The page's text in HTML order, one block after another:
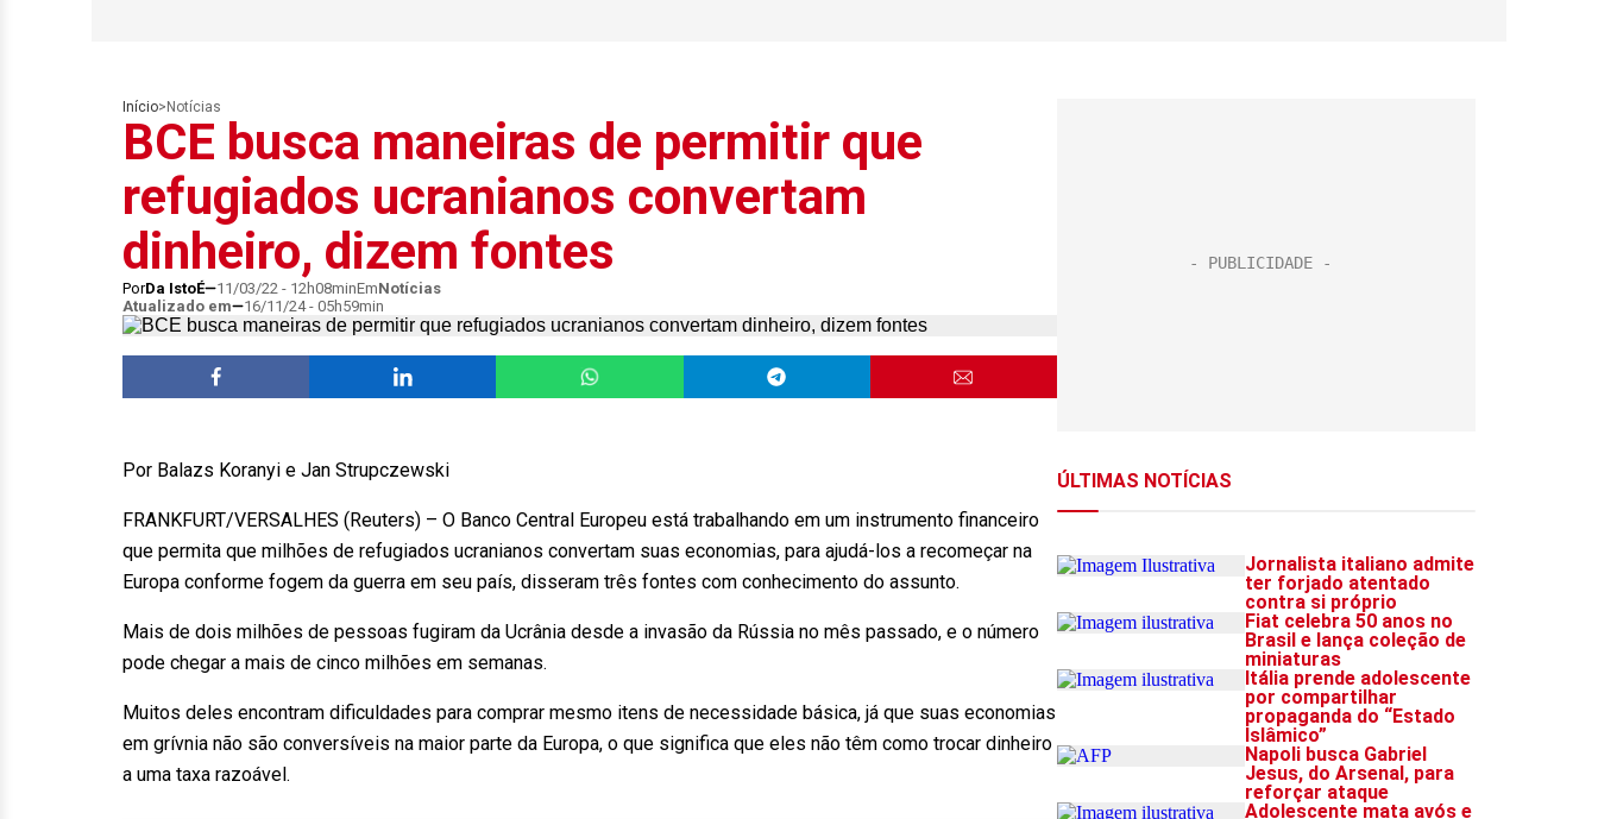
Início> Notícias
BCE busca maneiras de permitir que
refugiados ucranianos convertam
dinheiro, dizem fontes
PorDa IstoÉ 11/03/22 - 12h08minEmNotícias
Atualizado em
16/11/24 - 05h59min
Por Balazs Koranyi e Jan Strupczewski
FRANKFURT/VERSALHES (Reuters) – O Banco Central Europeu está trabalhando em um instrumento financeiro
que permita que milhões de refugiados ucranianos convertam suas economias, para ajudá-los a recomeçar na
Europa conforme fogem da guerra em seu país, disseram três fontes com conhecimento do assunto.
Mais de dois milhões de pessoas fugiram da Ucrânia desde a invasão da Rússia no mês passado, e o número
pode chegar a mais de cinco milhões em semanas.
Muitos deles encontram dificuldades para comprar mesmo itens de necessidade básica, já que suas economias
em grívnia não são conversíveis na maior parte da Europa, o que significa que eles não têm como trocar dinheiro
a uma taxa razoável.